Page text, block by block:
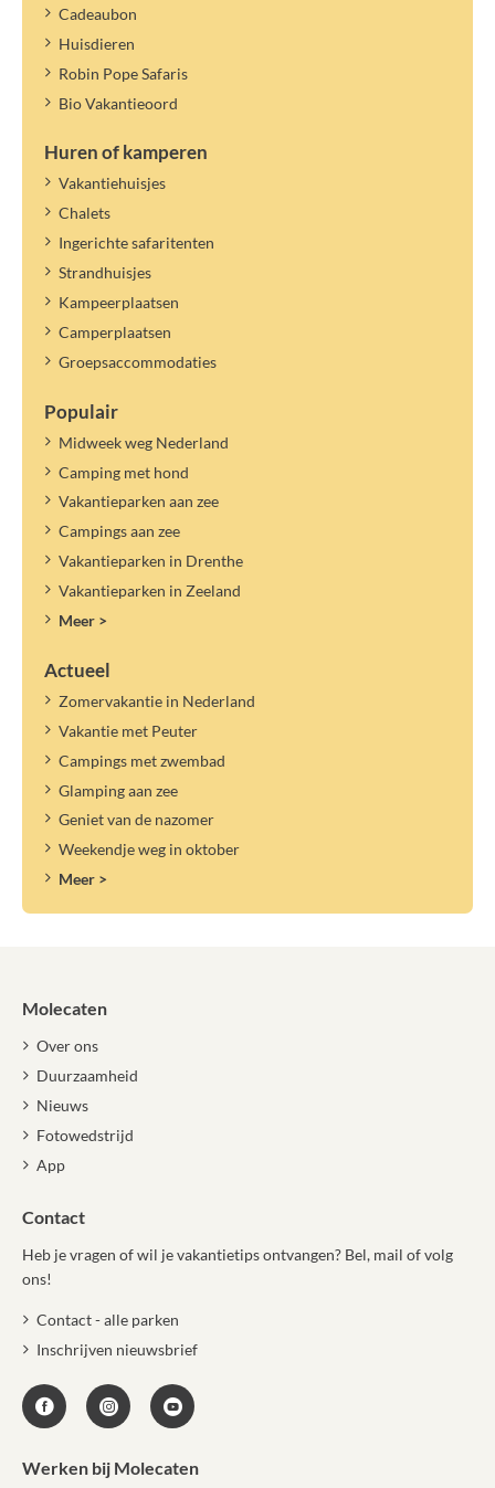
Cadeaubon
Huisdieren
Robin Pope Safaris
Bio Vakantieoord
Huren of kamperen
Vakantiehuisjes
Chalets
Ingerichte safaritenten
Strandhuisjes
Kampeerplaatsen
Camperplaatsen
Groepsaccommodaties
Populair
Midweek weg Nederland
Camping met hond
Vakantieparken aan zee
Campings aan zee
Vakantieparken in Drenthe
Vakantieparken in Zeeland
Meer >
Actueel
Zomervakantie in Nederland
Vakantie met Peuter
Campings met zwembad
Glamping aan zee
Geniet van de nazomer
Weekendje weg in oktober
Meer >
Molecaten
Over ons
Duurzaamheid
Nieuws
Fotowedstrijd
App
Contact
Heb je vragen of wil je vakantietips ontvangen? Bel, mail of volg
ons!
Contact - alle parken
Inschrijven nieuwsbrief
Werken bij Molecaten